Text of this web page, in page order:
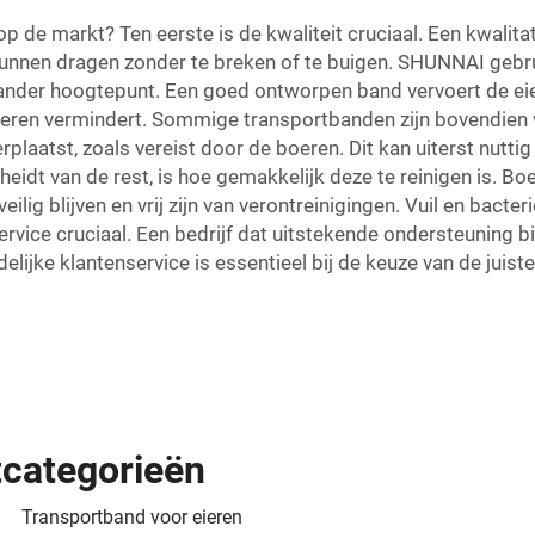
de markt? Ten eerste is de kwaliteit cruciaal. Een
dragen zonder te breken of te buigen. SHUNNAI
hoogtepunt. Een goed ontworpen band vervoert de
vermindert. Sommige transportbanden zijn
zoals vereist door de boeren. Dit kan uiterst
van de rest, is hoe gemakkelijk deze te reinigen is.
blijven en vrij zijn van verontreinigingen. Vuil en
cruciaal. Een bedrijf dat uitstekende ondersteuning
klantenservice is essentieel bij de keuze van de
Transportband voor eieren